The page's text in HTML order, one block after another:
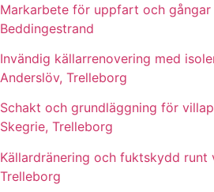
Markarbete för uppfart och
Beddingestrand
Invändig källarrenovering med
Anderslöv, Trelleborg
Schakt och grundläggning för
Skegrie, Trelleborg
Källardränering och fuktskydd runt
Trelleborg